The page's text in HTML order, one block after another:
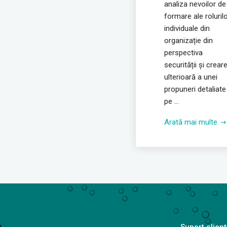
analiza nevoilor de
formare ale
individuale din
organizație din
perspectiva
securității și
ulterioară a unei
propuneri detaliate
pe ...
Arată mai multe